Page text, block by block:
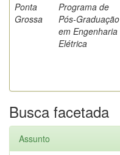
Ponta
Grossa
Programa de
Pós-Graduação
em Engenharia
Elétrica
Busca facetada
Assunto